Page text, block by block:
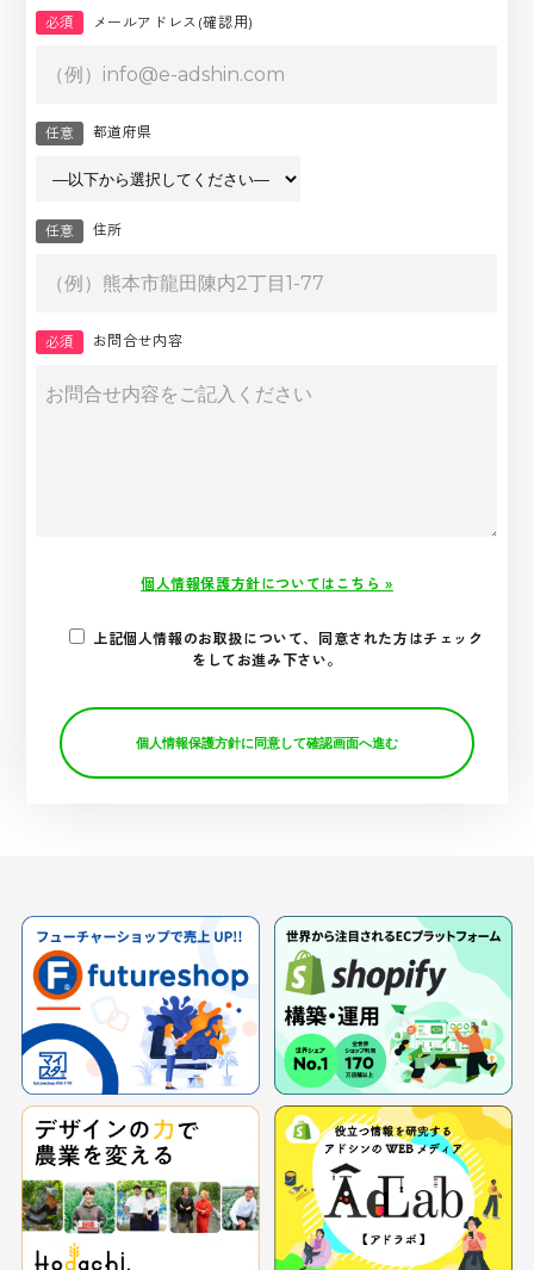
必須 メールアドレス (確認用)
任意 都道府県
任意 住所
必須 お問合せ内容
個人情報保護方針についてはこちら »
上記個人情報のお取扱について、同意された方はチェック
をしてお進み下さい。